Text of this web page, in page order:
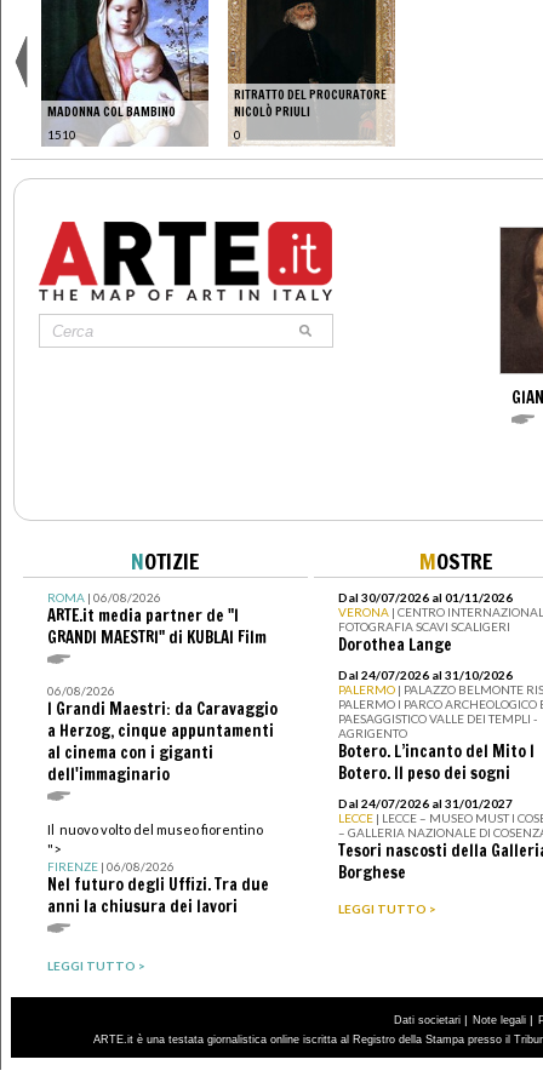
MADONNA COL BAMBINO
1510
RITRATTO DEL PROCURATORE
NICOLÒ PRIULI
0
NOTIZIE
ROMA| 06/08/2026
ARTE.it media partner de "I
GRANDI MAESTRI" di KUBLAI Film
06/08/2026
I Grandi Maestri: da Caravaggio
a Herzog, cinque appuntamenti
al cinema con i giganti
dell'immaginario
Il nuovo volto del museo fiorentino
">
FIRENZE| 06/08/2026
Nel futuro degli Uffizi. Tra due
anni la chiusura dei lavori
LEGGI TUTTO >
MOSTRE
Dal 30/07/2026 al 01/11/2026
VERONA | CENTRO
FOTOGRAFIA SCAVI SCALIGERI
Dorothea Lange
Dal 24/07/2026 al 31/10/2026
PALERMO | PALAZZO BELMONTE
PALERMO I PARCO ARCHEOLOGICO
PAESAGGISTICO VALLE DEI TEMPLI -
AGRIGENTO
Botero. L’incanto del Mito I
Botero. Il peso dei sogni
Dal 24/07/2026 al 31/01/2027
LECCE | LECCE – MUSEO MUST I
– GALLERIA NAZIONALE DI
Tesori nascosti della
Borghese
LEGGI TUTTO >
Dati societari | Note legali |
ARTE.it è una testata giornalistica online iscritta al Registro della Stampa presso il